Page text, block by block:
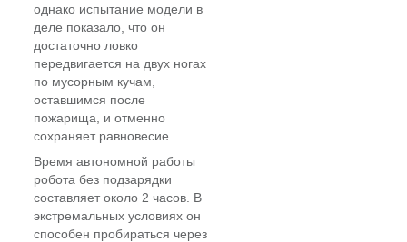
однако испытание модели в
деле показало, что он
достаточно ловко
передвигается на двух ногах
по мусорным кучам,
оставшимся после
пожарища, и отменно
сохраняет равновесие.
Время автономной работы
робота без подзарядки
составляет около 2 часов. В
экстремальных условиях он
способен пробираться через